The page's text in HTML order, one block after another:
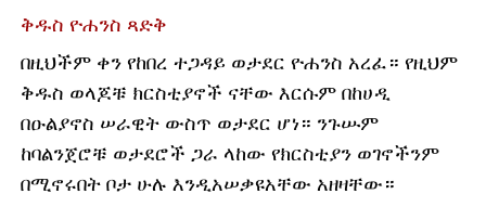
ቅዱስ ዮሐንስ ጻድቅ
በዚህችም ቀን የከበረ ተጋዳይ ወታደር ዮሐንስ አረፈ። የዚህም
ቅዱስ ወላጆቹ ክርስቲያኖች ናቸው እርሱም በከሀዲ
በዑልያኖስ ሠራዊት ውስጥ ወታደር ሆነ። ንጉሡም
ከባልንጀሮቹ ወታደሮች ጋራ ላከው የክርስቲያን ወገኖችንም
በሚኖሩበት ቦታ ሁሉ እንዲአሠቃዩአቸው አዘዛቸው።